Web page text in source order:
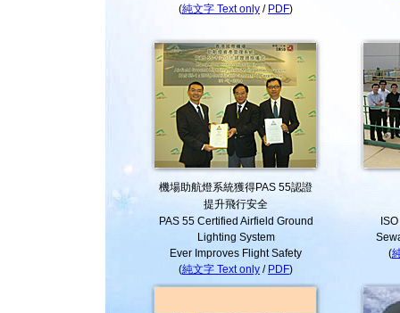
(純文字 Text only / PDF)
機場助航燈系統獲得PAS 55認證
提升飛行安全
PAS 55 Certified Airfield Ground
Lighting System
Ever Improves Flight Safety
(純文字 Text only / PDF)
(